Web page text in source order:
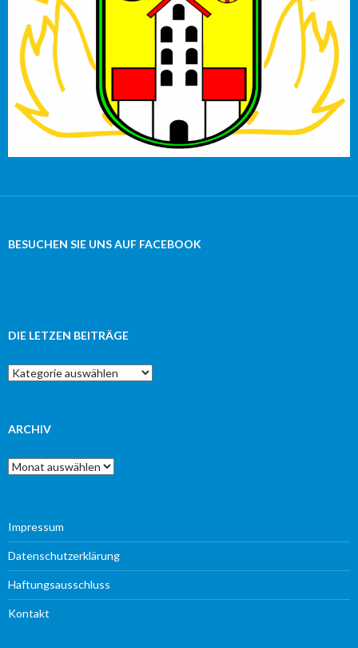
BESUCHEN SIE UNS AUF FACEBOOK
DIE LETZEN BEITRÄGE
Die
letzen
ARCHIV
Archiv
Impressum
Datenschutzerklärung
Haftungsausschluss
Kontakt